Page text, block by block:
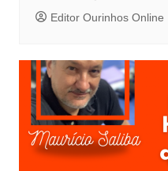
Editor Ourinhos Online